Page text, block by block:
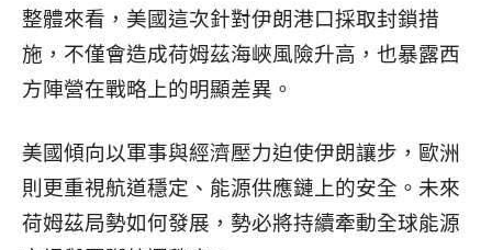
整體來看，美國這次針對伊朗港口採取封鎖措
施，不僅會造成荷姆茲海峽風險升高，也暴露西
方陣營在戰略上的明顯差異。
美國傾向以軍事與經濟壓力迫使伊朗讓步，歐洲
則更重視航道穩定、能源供應鏈上的安全。未來
荷姆茲局勢如何發展，勢必將持續牽動全球能源